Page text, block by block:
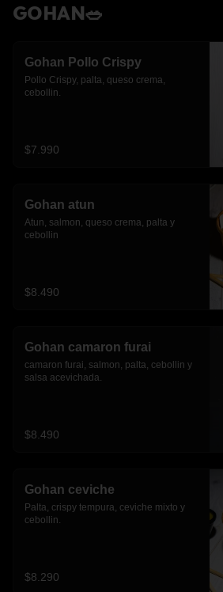
GOHAN🥗
Gohan Pollo Crispy
Pollo Crispy, palta, queso crema,
cebollin.
$7.990
Gohan atun
Atun, salmon, queso crema, palta y
cebollin
$8.490
Gohan camaron furai
camaron furai, salmon, palta, cebollin y
salsa acevichada.
$8.490
Gohan ceviche
Palta, crispy tempura, ceviche mixto y
cebollin.
$8.290